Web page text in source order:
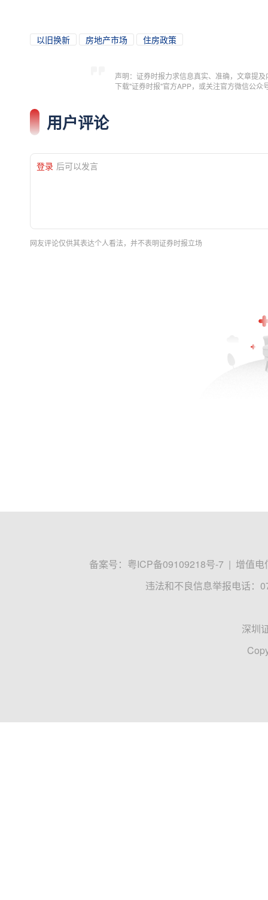
以旧换新 房地产市场 住房政策
声明：证券时报力求信息真实、准确，文章提
下载"证券时报"官方APP，或关注官方微信公
用户评论
登录 后可以发言
网友评论仅供其表达个人看法，并不表明证券时报立场
备案号： 粤ICP备09109218号-7 | 增值电
违法和不良信息举报电话：
深圳